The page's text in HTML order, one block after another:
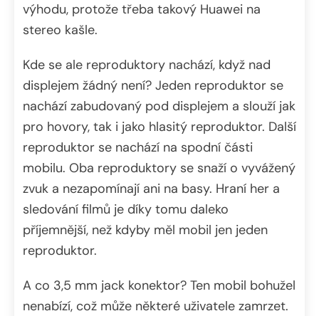
výhodu, protože třeba takový Huawei na
stereo kašle.
Kde se ale reproduktory nachází, když nad
displejem žádný není? Jeden reproduktor se
nachází zabudovaný pod displejem a slouží jak
pro hovory, tak i jako hlasitý reproduktor. Další
reproduktor se nachází na spodní části
mobilu. Oba reproduktory se snaží o vyvážený
zvuk a nezapomínají ani na basy. Hraní her a
sledování filmů je díky tomu daleko
příjemnější, než kdyby měl mobil jen jeden
reproduktor.
A co 3,5 mm jack konektor? Ten mobil bohužel
nenabízí, což může některé uživatele zamrzet.